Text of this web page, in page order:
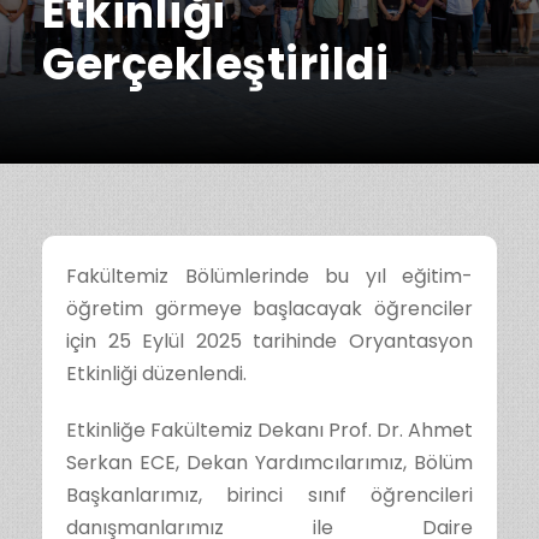
Etkinliği
Gerçekleştirildi
Fakültemiz Bölümlerinde bu yıl eğitim-
öğretim görmeye başlacayak öğrenciler
için 25 Eylül 2025 tarihinde Oryantasyon
Etkinliği düzenlendi.
Etkinliğe Fakültemiz Dekanı Prof. Dr. Ahmet
Serkan ECE, Dekan Yardımcılarımız, Bölüm
Başkanlarımız, birinci sınıf öğrencileri
danışmanlarımız ile Daire